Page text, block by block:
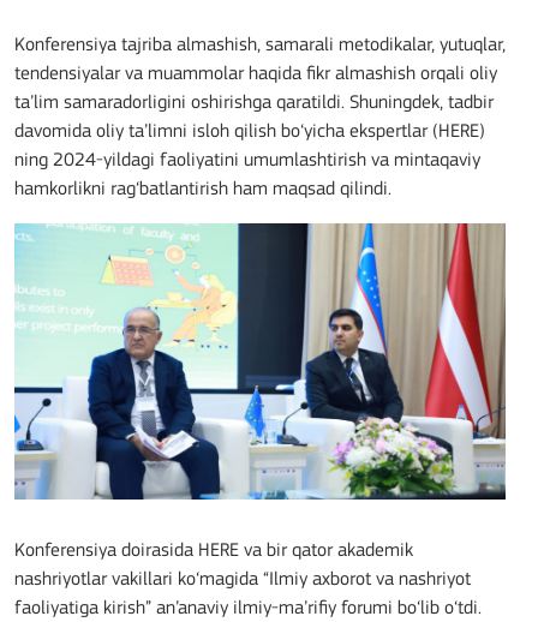
Konferensiya tajriba almashish, samarali metodikalar, yutuqlar,
tendensiyalar va muammolar haqida fikr almashish orqali oliy
ta’lim samaradorligini oshirishga qaratildi. Shuningdek, tadbir
davomida oliy ta’limni isloh qilish bo‘yicha ekspertlar (HERE)
ning 2024-yildagi faoliyatini umumlashtirish va mintaqaviy
hamkorlikni rag‘batlantirish ham maqsad qilindi.
Konferensiya doirasida HERE va bir qator akademik
nashriyotlar vakillari ko‘magida “Ilmiy axborot va nashriyot
faoliyatiga kirish” an’anaviy ilmiy-ma’rifiy forumi bo‘lib o‘tdi.